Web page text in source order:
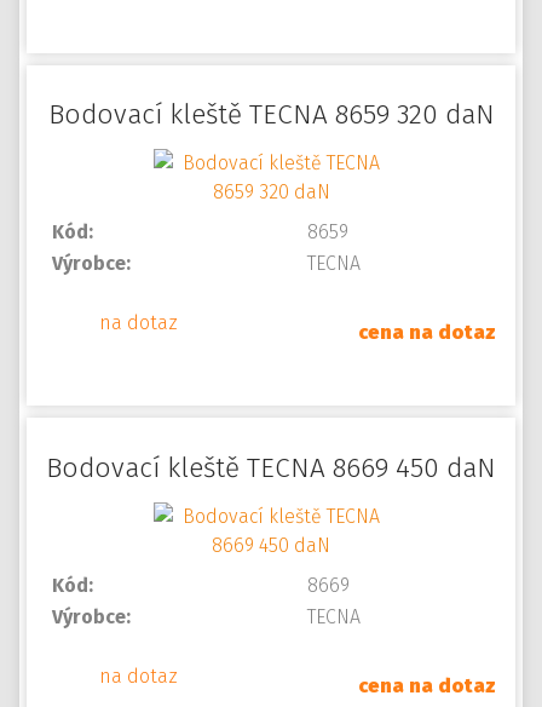
Bodovací kleště TECNA 8659 320 daN
Kód:
8659
Výrobce:
TECNA
na dotaz cena na dotaz
Bodovací kleště TECNA 8669 450 daN
Kód:
8669
Výrobce:
TECNA
na dotaz cena na dotaz